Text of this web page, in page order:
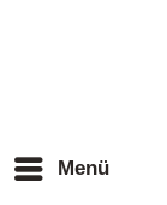
Menü